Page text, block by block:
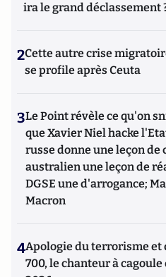
ira le grand déclassement
2Cette autre crise
se profile après Ceuta
3Le Point révèle ce qu'on
que Xavier Niel hacke
russe donne une leçon de
australien une leçon de
DGSE une d'arrogance;
Macron
4Apologie du terrorisme et
700, le chanteur à cagoule